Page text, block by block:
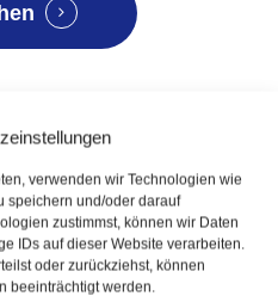
verwenden wir Technologien wie
speichern und/oder darauf
zustimmst, können wir Daten
IDs auf dieser Website verarbeiten.
oder zurückziehst, können
beeinträchtigt werden.
bis zur Fertigstellung
KI bearbeitete
verwenden.